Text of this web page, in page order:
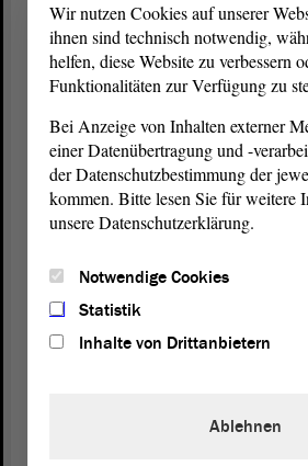
Abschaffung der CO2-Steuer,
(Beifall bei der AfD)
vorliegenden Anträgen anderer
der Beschlussempfehlung der
Lösungsvorschläge, die in diesen
propagiert werden, atmen den Geist
auf einen breit angelegten
Marktwirtschaft. Aus diesem
die vorliegende
Wir nutzen Cookies auf unserer
ihnen sind technisch notwendig,
helfen, diese Website zu verbessern
Funktionalitäten zur Verfügung zu
Bei Anzeige von Inhalten externer
einer Datenübertragung und -
der Datenschutzbestimmung der
kommen. Bitte lesen Sie für weitere
unsere Datenschutzerklärung.
Notwendige Cookies
Statistik
Inhalte von Drittanbietern
Ablehnen